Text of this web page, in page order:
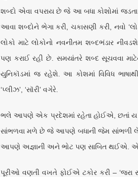
શબ્દો એવા વપરાય છે જે આ બધા કોશોમાં
આવા શબ્દોને ભેગા કરી, ચકાસણી કરી, નવો
લોકો માટે લોકોનો નવનીતમ શબ્દભંડાર
પણ કરાઈ રહી છે. સમયાંતરે શબ્દ સૂચવવા
યુનિકૉડમાં જ રહેશે. આ કોશમાં વિવિધ
‘પ્લીઝ’, ‘સૉરી’ વગેરે.
ભલે આપણે એક પ્રદેશમાં રહેતા હોઈએ, છતાં ય
સાંભળવા મળે છે જે આપણે બધાની જેમ સાંભળી
આપણે અજ્ઞાની અને ભોટ પણ સાબિત થઈએ.
પૂરીઓ વણતી વખતે ફોઈએ ટકોર કરી – ‘જરા